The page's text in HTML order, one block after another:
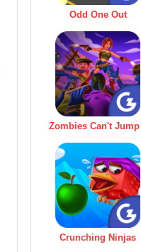
Odd One Out
Zombies Can't Jump
Crunching Ninjas